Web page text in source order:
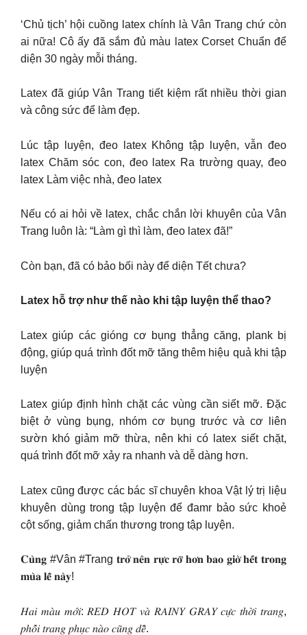
‘Chủ tịch’ hội cuồng latex chính là Vân Trang chứ còn
ai nữa! Cô ấy đã sắm đủ màu latex Corset Chuẩn để
diện 30 ngày mỗi tháng.
Latex đã giúp Vân Trang tiết kiệm rất nhiều thời gian
và công sức để làm đẹp.
Lúc tập luyện, đeo latex Không tập luyện, vẫn đeo
latex Chăm sóc con, đeo latex Ra trường quay, đeo
latex Làm việc nhà, đeo latex
Nếu có ai hỏi về latex, chắc chắn lời khuyên của Vân
Trang luôn là: “Làm gì thì làm, đeo latex đã!”
Còn bạn, đã có bảo bối này để diện Tết chưa?
Latex hỗ trợ như thế nào khi tập luyện thể thao?
Latex giúp các gióng cơ bụng thẳng căng, plank bị
động, giúp quá trình đốt mỡ tăng thêm hiệu quả khi tập
luyện
Latex giúp định hình chặt các vùng cần siết mỡ. Đặc
biệt ở vùng bụng, nhóm cơ bụng trước và cơ liên
sườn khó giảm mỡ thừa, nên khi có latex siết chặt,
quá trình đốt mỡ xảy ra nhanh và dễ dàng hơn.
Latex cũng được các bác sĩ chuyên khoa Vật lý trị liệu
khuyên dùng trong tập luyện để đamr bảo sức khoẻ
cột sống, giảm chấn thương trong tập luyện.
𝐂𝐮̀𝐧𝐠 #Vân #Trang 𝐭𝐫𝐨̛̉ 𝐧𝐞̂𝐧 𝐫𝐮̛̣𝐜 𝐫𝐨̛̃ 𝐡𝐨̛𝐧 𝐛𝐚𝐨 𝐠𝐢𝐨̛̀ 𝐡𝐞̂́𝐭 𝐭𝐫𝐨𝐧𝐠
𝐦𝐮̀𝐚 𝐥𝐞̂̃ 𝐧𝐚̀𝐲!
𝐻𝑎𝑖 𝑚𝑎̀𝑢 𝑚𝑜̛́𝑖: 𝑅𝐸𝐷 𝐻𝑂𝑇 𝑣𝑎̀ 𝑅𝐴𝐼𝑁𝑌 𝐺𝑅𝐴𝑌 𝑐𝑢̛̣𝑐 𝑡ℎ𝑜̛̀𝑖 𝑡𝑟𝑎𝑛𝑔,
𝑝ℎ𝑜̂́𝑖 𝑡𝑟𝑎𝑛𝑔 𝑝ℎ𝑢̣𝑐 𝑛𝑎̀𝑜 𝑐𝑢̃𝑛𝑔 𝑑𝑒̂̃.